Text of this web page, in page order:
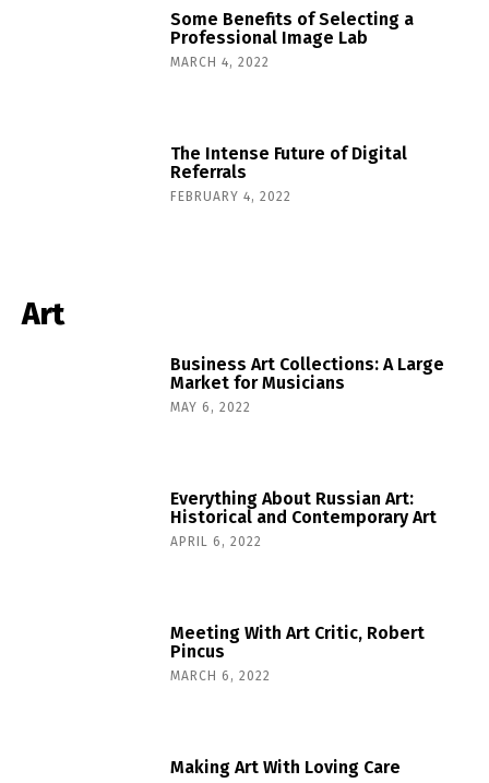
Some Benefits of Selecting a
Professional Image Lab
MARCH 4, 2022
The Intense Future of Digital
Referrals
FEBRUARY 4, 2022
Art
Business Art Collections: A Large
Market for Musicians
MAY 6, 2022
Everything About Russian Art:
Historical and Contemporary Art
APRIL 6, 2022
Meeting With Art Critic, Robert
Pincus
MARCH 6, 2022
Making Art With Loving Care